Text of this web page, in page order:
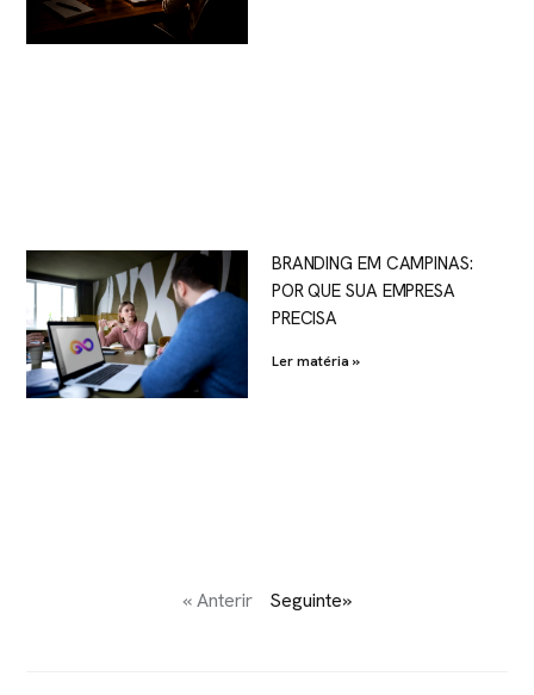
BRANDING EM CAMPINAS:
POR QUE SUA EMPRESA
PRECISA
Ler matéria »
« Anterir Seguinte»